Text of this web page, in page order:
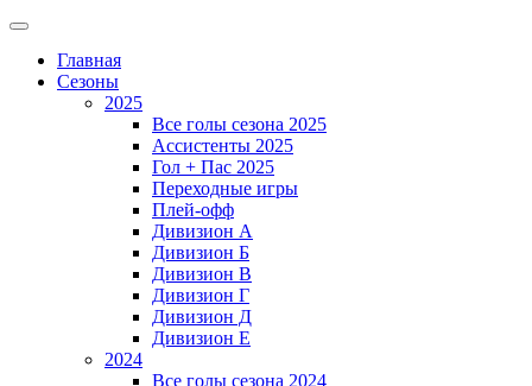
Главная
Сезоны
2025
Все голы сезона 2025
Ассистенты 2025
Гол + Пас 2025
Переходные игры
Плей-офф
Дивизион A
Дивизион Б
Дивизион В
Дивизион Г
Дивизион Д
Дивизион Е
2024
Все голы сезона 2024